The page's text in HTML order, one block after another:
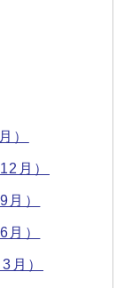
）
月）
）
）
月）